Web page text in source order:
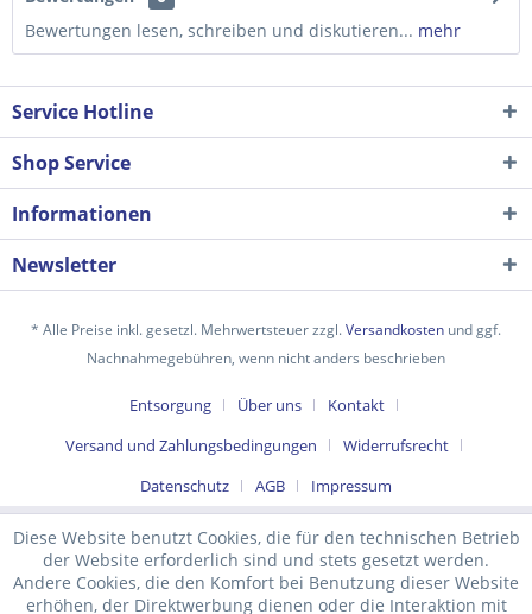
verstanden und stimme zu. *
Mit * gekennzeichnete Felder sind Pflichtfelder.
Bewertungen lesen, schreiben und diskutieren... mehr
Service Hotline
Shop Service
Informationen
Newsletter
* Alle Preise inkl. gesetzl. Mehrwertsteuer zzgl.Versandkosten und ggf.
Nachnahmegebühren, wenn nicht anders beschrieben
Entsorgung Über uns
Kontakt
Versand und Zahlungsbedingungen
Widerrufsrecht
Datenschutz
AGB Impressum
Diese Website benutzt Cookies, die für den technischen Betrieb
der Website erforderlich sind und stets gesetzt werden.
Andere Cookies, die den Komfort bei Benutzung dieser Website
erhöhen, der Direktwerbung dienen oder die Interaktion mit